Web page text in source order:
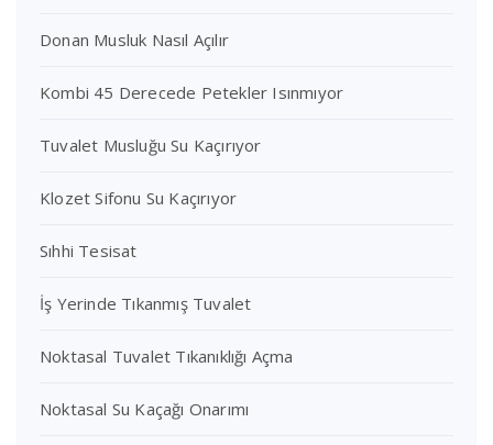
Donan Musluk Nasıl Açılır
Kombi 45 Derecede Petekler Isınmıyor
Tuvalet Musluğu Su Kaçırıyor
Klozet Sifonu Su Kaçırıyor
Sıhhi Tesisat
İş Yerinde Tıkanmış Tuvalet
Noktasal Tuvalet Tıkanıklığı Açma
Noktasal Su Kaçağı Onarımı